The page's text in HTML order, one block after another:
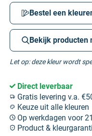
Bestel een
Bekijk producten
Let op: deze kleur wordt
Direct leverbaar
Gratis levering v.a.
Keuze uit alle kleuren
Op werkdagen voor
Product &